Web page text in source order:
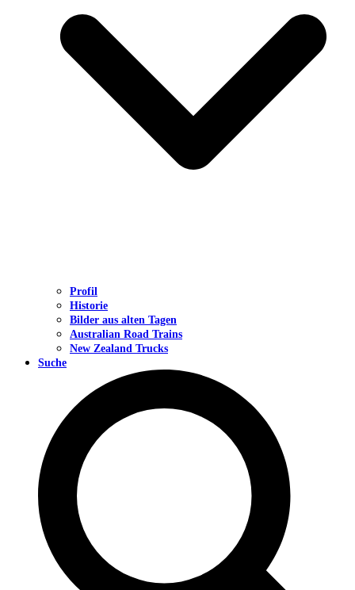
Profil
Historie
Bilder aus alten Tagen
Australian Road Trains
New Zealand Trucks
Suche